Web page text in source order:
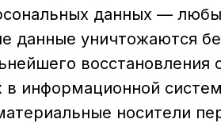
данных —
данные уничтожаются
восстановления
в информационной
носители